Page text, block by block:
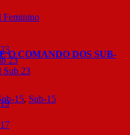
Feminino
23
Sub 23
O COMANDO DOS SUB-
15, Sub-15